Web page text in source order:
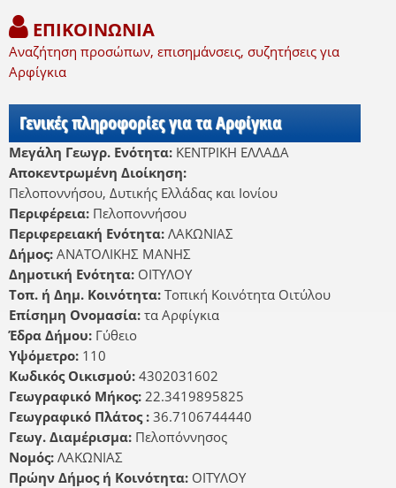
ΕΠΙΚΟΙΝΩΝΙΑ
Αναζήτηση προσώπων, επισημάνσεις, συζητήσεις για
Αρφίγκια
Γενικές πληροφορίες για τα Αρφίγκια
Μεγάλη Γεωγρ. Ενότητα: ΚΕΝΤΡΙΚΗ ΕΛΛΑΔΑ
Αποκεντρωμένη Διοίκηση:
Πελοποννήσου, Δυτικής Ελλάδας και Ιονίου
Περιφέρεια: Πελοποννήσου
Περιφερειακή Ενότητα: ΛΑΚΩΝΙΑΣ
Δήμος: ΑΝΑΤΟΛΙΚΗΣ ΜΑΝΗΣ
Δημοτική Ενότητα: ΟΙΤΥΛΟΥ
Τοπ. ή Δημ. Κοινότητα: Τοπική Κοινότητα Οιτύλου
Επίσημη Ονομασία: τα Αρφίγκια
Έδρα Δήμου: Γύθειο
Υψόμετρο: 110
Κωδικός Οικισμού: 4302031602
Γεωγραφικό Μήκος: 22.3419895825
Γεωγραφικό Πλάτος : 36.7106744440
Γεωγ. Διαμέρισμα: Πελοπόννησος
Νομός: ΛΑΚΩΝΙΑΣ
Πρώην Δήμος ή Κοινότητα: ΟΙΤΥΛΟΥ